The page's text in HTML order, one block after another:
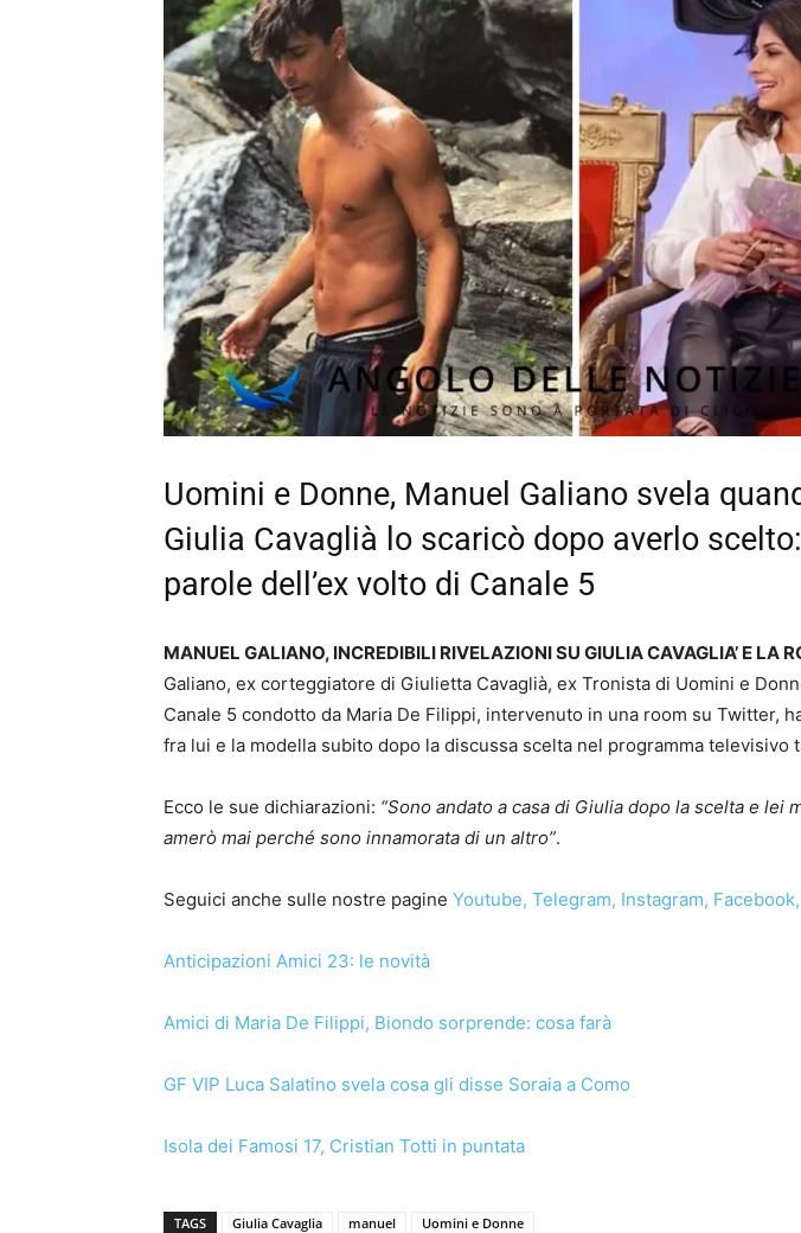
Uomini e Donne, Manuel Galiano svela
Giulia Cavaglià lo scaricò dopo averlo
parole dell’ex volto di Canale 5
MANUEL GALIANO, INCREDIBILI RIVELAZIONI SU GIULIA CAVAGLIA’ E LA
Galiano, ex corteggiatore di Giulietta Cavaglià, ex Tronista di Uomini e
Canale 5 condotto da Maria De Filippi, intervenuto in una room su Twitter,
fra lui e la modella subito dopo la discussa scelta nel programma televisivo
Ecco le sue dichiarazioni: “Sono andato a casa di Giulia dopo la scelta e lei
amerò mai perché sono innamorata di un altro”.
Seguici anche sulle nostre pagine Youtube, Telegram, Instagram, Facebook,
Anticipazioni Amici 23: le novità
Amici di Maria De Filippi, Biondo sorprende: cosa farà
GF VIP Luca Salatino svela cosa gli disse Soraia a Como
Isola dei Famosi 17, Cristian Totti in puntata
TAGS Giulia Cavaglia manuel Uomini e Donne